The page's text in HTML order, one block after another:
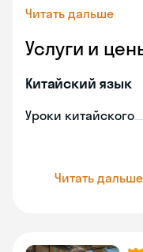
Читать дальше
Услуги и
Китайский язык
Уроки китайского
Читать дальше